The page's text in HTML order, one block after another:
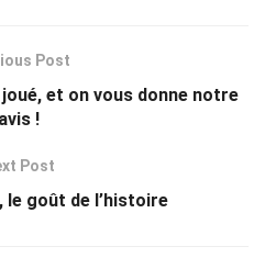
Post
et on vous donne notre
avis !
Post
le goût de l’histoire